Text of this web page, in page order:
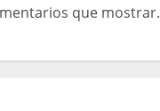
que mostrar.